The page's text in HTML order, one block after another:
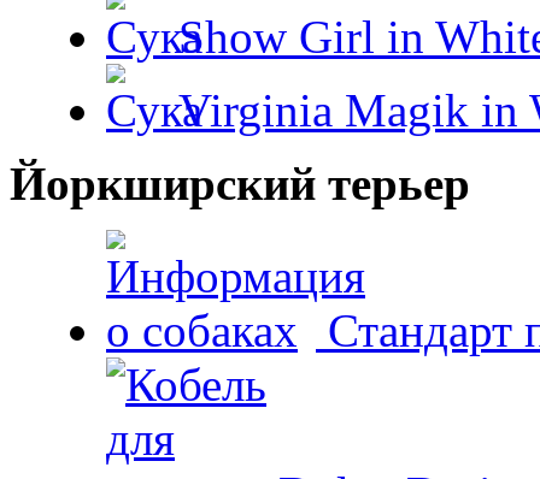
Show Girl in
Virginia Magik in
Йоркширский терьер